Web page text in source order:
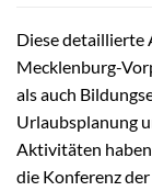
Diese detaillierte
Mecklenburg-
als auch
Urlaubsplanung
Aktivitäten
die Konferenz